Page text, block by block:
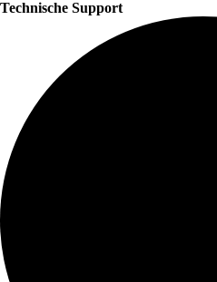
Technische Support